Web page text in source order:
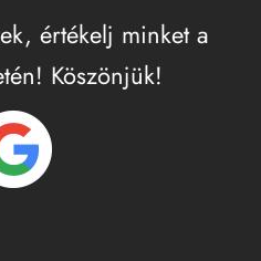
értékelj minket a
Köszönjük!